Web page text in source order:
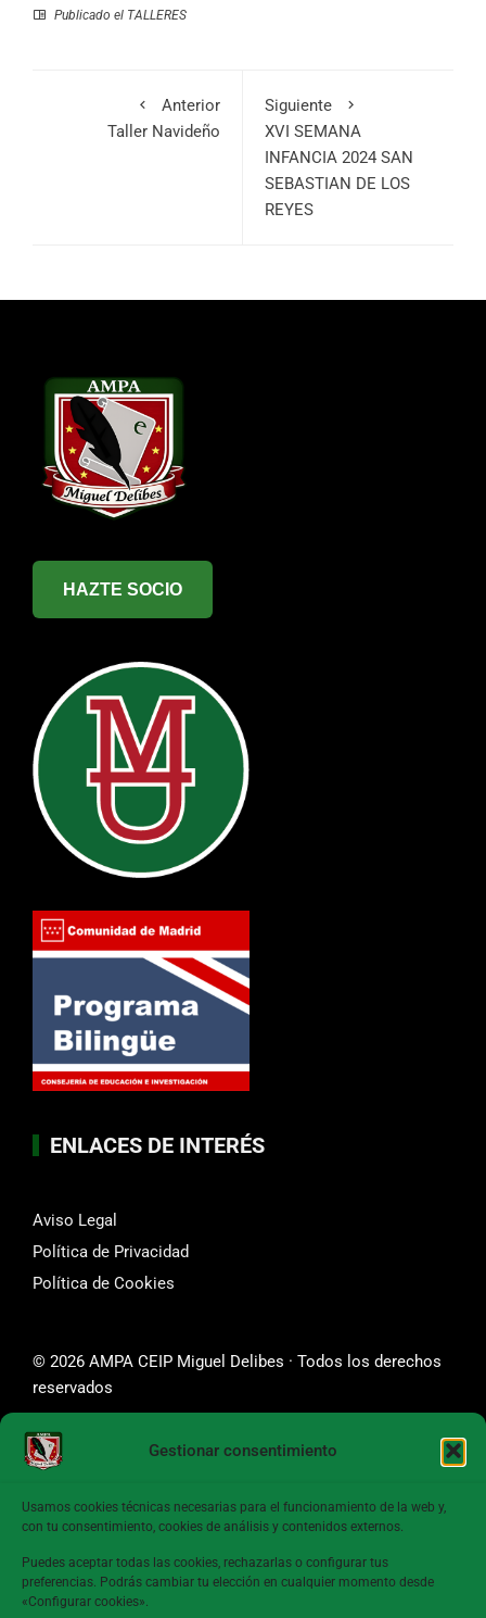
Gestionar consentimiento
Usamos cookies técnicas necesarias para el funcionamiento de la web y,
con tu consentimiento, cookies de análisis y contenidos externos.
Puedes aceptar todas las cookies, rechazarlas o configurar tus
preferencias. Podrás cambiar tu elección en cualquier momento desde
«Configurar cookies».
Publicado el TALLERES
Anterior
Taller Navideño
Siguiente
XVI SEMANA
INFANCIA 2024 SAN
SEBASTIAN DE LOS
REYES
HAZTE SOCIO
ENLACES DE INTERÉS
Aviso Legal
Política de Privacidad
Política de Cookies
© 2026 AMPA CEIP Miguel Delibes · Todos los derechos
reservados
SÍGUENOS
CONTACTA CON NOSOTROS